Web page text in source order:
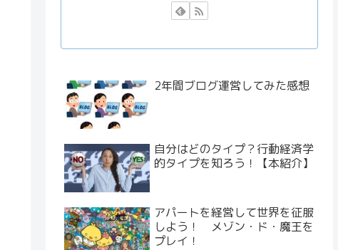
2年間ブログ運営してみた感想
自分はどのタイプ？行動経済学
的タイプを知ろう！【本紹介】
アパートを経営して世界を征服
しよう！ メゾン・ド・魔王を
プレイ！